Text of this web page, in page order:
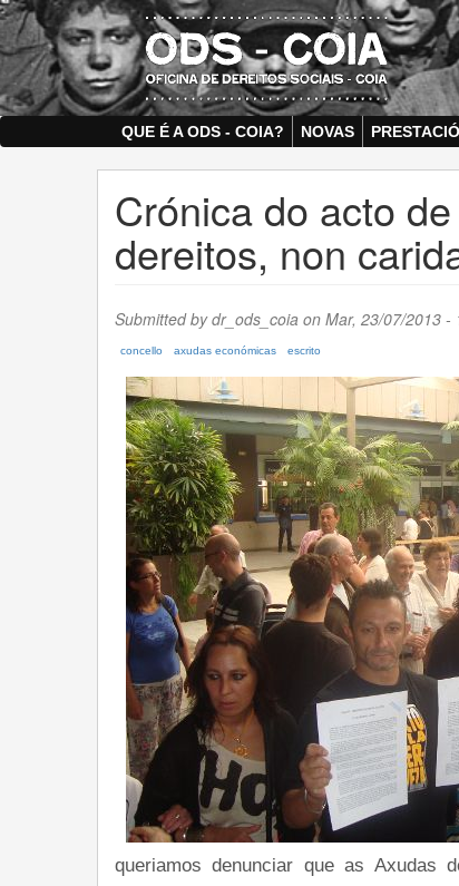
Skip
to
main
content
QUE É A ODS - COIA? NOVAS
Crónica do acto
dereitos, non
Submitted bydr_ods_coia on Mar, 23/07/2013 -
concello
axudas económicas escrito
queriamos denunciar que as Axudas